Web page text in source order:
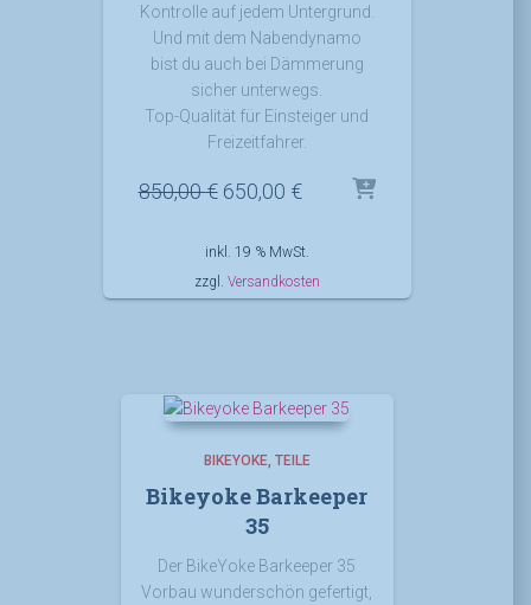
Kontrolle auf jedem Untergrund.
Und mit dem Nabendynamo
bist du auch bei Dämmerung
sicher unterwegs.
Top-Qualität für Einsteiger und
Freizeitfahrer.
850,00€ Ursprünglicher
war:
850,00 €
650,00 €Aktueller
650,00 €.
inkl. 19 % MwSt.
zzgl. Versandkosten
BIKEYOKE TEILE
Bikeyoke Barkeeper
35
Der BikeYoke Barkeeper 35
Vorbau wunderschön gefertigt,